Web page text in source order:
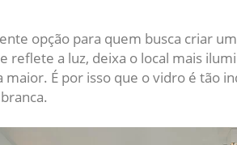
opção para quem busca criar
reflete a luz, deixa o local mais
maior. É por isso que o vidro é tão